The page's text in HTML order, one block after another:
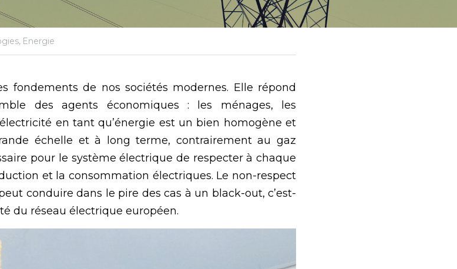
Energie
fondements de nos sociétés modernes. Elle répond
des agents économiques : les ménages, les
en tant qu’énergie est un bien homogène et
échelle et à long terme, contrairement au gaz
pour le système électrique de respecter à chaque
et la consommation électriques. Le non-respect
conduire dans le pire des cas à un black-out, c’est-
du réseau électrique européen.